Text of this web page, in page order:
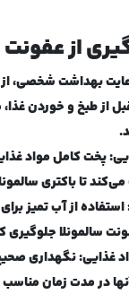
از عفونت
بهداشت شخصی،
طبخ و خوردن غذا،
.
پخت کامل مواد
تا باکتری
استفاده از آب تمیز
سالمونلا جلوگیری
غذایی: نگهداری
در مدت زمان مناسب